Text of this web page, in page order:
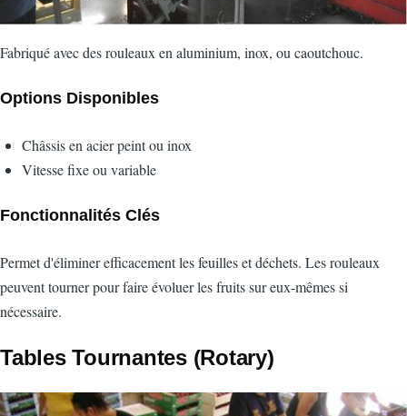
Fabriqué avec des rouleaux en aluminium, inox, ou caoutchouc.
Options Disponibles
Châssis en acier peint ou inox
Vitesse fixe ou variable
Fonctionnalités Clés
Permet d'éliminer efficacement les feuilles et déchets. Les rouleaux
peuvent tourner pour faire évoluer les fruits sur eux-mêmes si
nécessaire.
Tables Tournantes (Rotary)
Image